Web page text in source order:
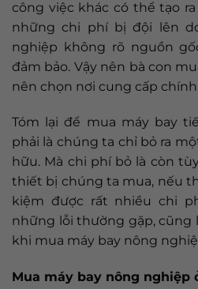
công việc khác có thể tạo
những chi phí bị đội lên
nghiệp không rõ nguồn
đảm bảo. Vậy nên bà con
nên chọn nơi cung cấp
Tóm lại để mua máy bay
phải là chúng ta chỉ bỏ ra
hữu. Mà chi phí bỏ là còn
thiết bị chúng ta mua, nếu
kiệm được rất nhiều chi
những lỗi thường gặp, cũng
khi mua máy bay nông
Mua máy bay nông nghiệp